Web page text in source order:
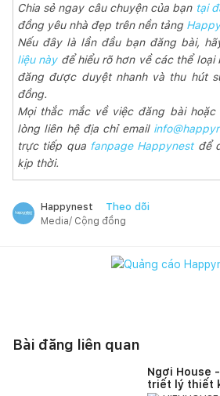
Chia sẻ ngay câu chuyện của bạn tại
đồng yêu nhà đẹp trên nền tảng
Nếu đây là lần đầu bạn đăng bài,
liệu nàyđể hiểu rõ hơn về các thể loại
đăng được duyệt nhanh và thu hút
đồng.
Mọi thắc mắc về việc đăng bài hoặc
lòng liên hệ địa chỉ email
trực tiếp qua fanpage Happynestđể
kịp thời.
Happynest Theo dõi
Media/ Cộng đồng
Bài đăng liên quan
Ngơi House
triết lý thiết